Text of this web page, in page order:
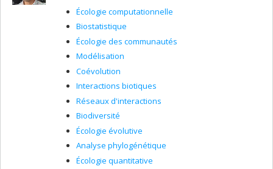
pollinisation, de la polyploïdie et de l’hybridation
chez les plantes à fleurs
Écologie computationnelle
Biostatistique
Écologie des communautés
Modélisation
Coévolution
Interactions biotiques
Réseaux d'interactions
Biodiversité
Écologie évolutive
Analyse phylogénétique
Écologie quantitative